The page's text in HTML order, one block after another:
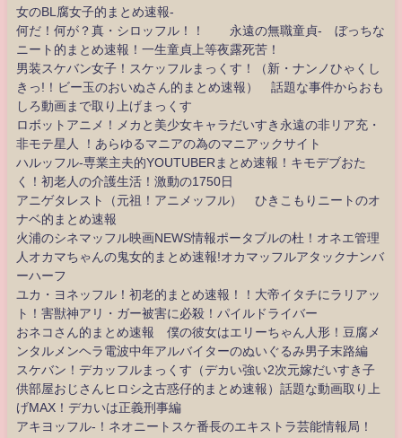
女のBL腐女子的まとめ速報-
何だ！何が？真・シロッフル！！ 永遠の無職童貞- ぼっちな
ニート的まとめ速報！一生童貞上等夜露死苦！
男装スケバン女子！スケッフルまっくす！（新・ナンノひゃくし
きっ!！ビー玉のおいぬさん的まとめ速報） 話題な事件からおも
しろ動画まで取り上げまっくす
ロボットアニメ！メカと美少女キャラだいすき永遠の非リア充・
非モテ星人 ！あらゆるマニアの為のマニアックサイト
ハルッフル-専業主夫的YOUTUBERまとめ速報！キモデブおた
く！初老人の介護生活！激動の1750日
アニゲタレスト（元祖！アニメッフル） ひきこもりニートのオ
ナベ的まとめ速報
火浦のシネマッフル映画NEWS情報ポータブルの杜！オネエ管理
人オカマちゃんの鬼女的まとめ速報!オカマッフルアタックナンバ
ーハーフ
ユカ・ヨネッフル！初老的まとめ速報！！大帝イタチにラリアッ
ト！害獣神アリ・ガー被害に必殺！パイルドライバー
おネコさん的まとめ速報 僕の彼女はエリーちゃん人形！豆腐メ
ンタルメンヘラ電波中年アルバイターのぬいぐるみ男子末路編
スケバン！デカッフルまっくす（デカい強い2次元嫁だいすき子
供部屋おじさんヒロシ之古惑仔的まとめ速報）話題な動画取り上
げMAX！デカいは正義刑事編
アキヨッフル-！ネオニートスケ番長のエキストラ芸能情報局！